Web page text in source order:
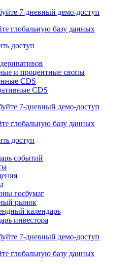
7-дневный демо-доступ
глобальную базу данных
доступ
и процентные свопы
CDS
CDS
7-дневный демо-доступ
глобальную базу данных
доступ
событий
госбумаг
рынок
календарь
инвестора
7-дневный демо-доступ
глобальную базу данных